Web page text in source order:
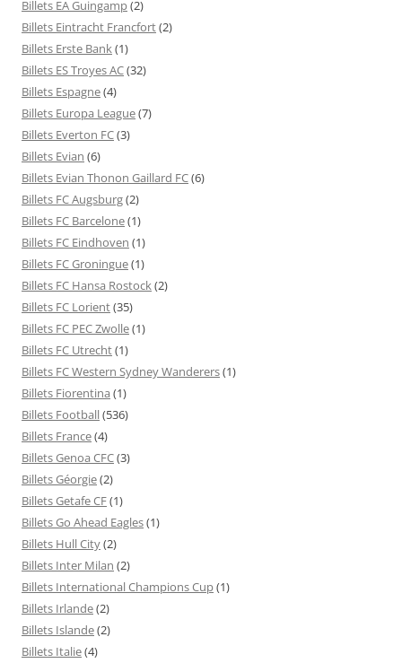
Billets EA Guingamp(2)
Billets Eintracht Francfort(2)
Billets Erste Bank(1)
Billets ES Troyes AC(32)
Billets Espagne(4)
Billets Europa League(7)
Billets Everton FC(3)
Billets Evian (6)
Billets Evian Thonon Gaillard FC(6)
Billets FC Augsburg(2)
Billets FC Barcelone(1)
Billets FC Eindhoven (1)
Billets FC Groningue(1)
Billets FC Hansa Rostock(2)
Billets FC Lorient(35)
Billets FC PEC Zwolle(1)
Billets FC Utrecht(1)
Billets FC Western Sydney Wanderers(1)
Billets Fiorentina (1)
Billets Football(536)
Billets France(4)
Billets Genoa CFC(3)
Billets Géorgie(2)
Billets Getafe CF(1)
Billets Go Ahead Eagles(1)
Billets Hull City(2)
Billets Inter Milan (2)
Billets International Champions Cup(1)
Billets Irlande(2)
Billets Islande(2)
Billets Italie(4)